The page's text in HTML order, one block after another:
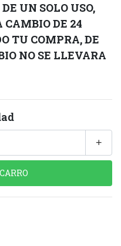
UN SOLO USO,
DE 24
TU COMPRA, DE
NO SE LLEVARA
+